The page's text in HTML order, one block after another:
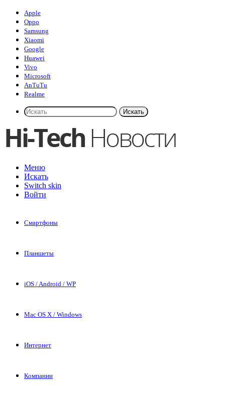
Apple
Oppo
Samsung
Xiaomi
Google
Huawei
Vivo
Microsoft
AnTuTu
Realme
Искать
Меню
Искать
Switch skin
Войти
Смартфоны
Планшеты
iOS / Android / WP
Mac OS X / Windows
Интернет
Компании